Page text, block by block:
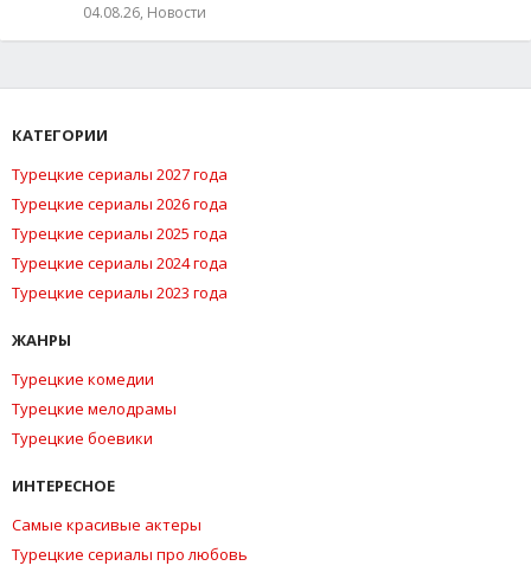
04.08.26, Новости
КАТЕГОРИИ
Турецкие сериалы 2027 года
Турецкие сериалы 2026 года
Турецкие сериалы 2025 года
Турецкие сериалы 2024 года
Турецкие сериалы 2023 года
ЖАНРЫ
Турецкие комедии
Турецкие мелодрамы
Турецкие боевики
ИНТЕРЕСНОЕ
Самые красивые актеры
Турецкие сериалы про любовь